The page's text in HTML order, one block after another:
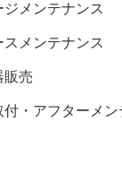
メンテナンス
メンテナンス
販売
・アフターメ